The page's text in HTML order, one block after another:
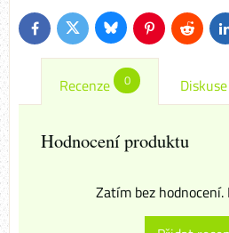
FacebookTwitterBlueskyPinterestReddit
Recenze 0 Diskuse
Hodnocení produktu
Zatím bez